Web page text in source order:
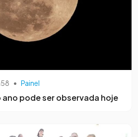
• Painel
ano pode ser observada hoje